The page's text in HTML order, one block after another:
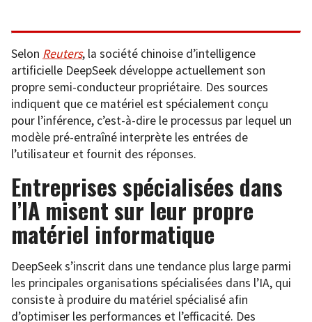
Selon Reuters, la société chinoise d’intelligence
artificielle DeepSeek développe actuellement son
propre semi-conducteur propriétaire. Des sources
indiquent que ce matériel est spécialement conçu
pour l’inférence, c’est-à-dire le processus par lequel un
modèle pré-entraîné interprète les entrées de
l’utilisateur et fournit des réponses.
Entreprises spécialisées dans
l’IA misent sur leur propre
matériel informatique
DeepSeek s’inscrit dans une tendance plus large parmi
les principales organisations spécialisées dans l’IA, qui
consiste à produire du matériel spécialisé afin
d’optimiser les performances et l’efficacité. Des